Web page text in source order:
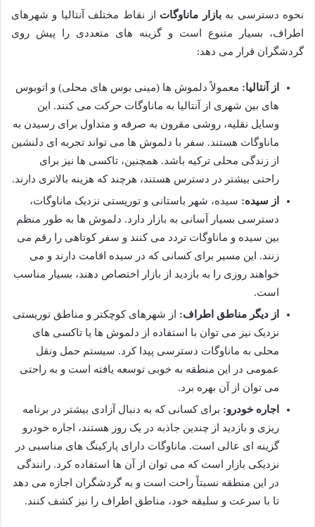
نحوه دسترسی بهبازار ماناوگات از نقاط مختلف آنتالیا و شهرهای
اطراف، بسیار متنوع است و گزینه های متعددی را پیش روی
گردشگران قرار می دهد:
از آنتالیا: معمولاً دلموش ها (مینی بوس های محلی) و اتوبوس
های بین شهری از آنتالیا به ماناوگات حرکت می کنند. این
وسایل نقلیه، روشی مقرون به صرفه و متداول برای رسیدن به
ماناوگات هستند. سفر با دلموش ها می تواند تجربه ای دلنشین
از زندگی محلی ترکیه باشد. همچنین، تاکسی ها نیز برای
راحتی بیشتر در دسترس هستند، هرچند که هزینه بالاتری دارند.
از سیده: سیده، شهر باستانی و توریستی نزدیک ماناوگات،
دسترسی بسیار آسانی به بازار دارد. دلموش ها به طور منظم
بین سیده و ماناوگات تردد می کنند و سفر کوتاهی را رقم می
زنند. این مسیر برای کسانی که در سیده اقامت دارند و می
خواهند روزی را به بازدید از بازار اختصاص دهند، بسیار مناسب
است.
از دیگر مناطق اطراف: از شهرهای کوچکتر و مناطق توریستی
نزدیک نیز می توان با استفاده از دلموش ها یا تاکسی های
محلی به ماناوگات دسترسی پیدا کرد. سیستم حمل ونقل
عمومی در این منطقه به خوبی توسعه یافته است و به راحتی
می توان از آن بهره برد.
اجاره خودرو: برای کسانی که به دنبال آزادی بیشتر در برنامه
ریزی و بازدید از چندین جاذبه در یک روز هستند، اجاره خودرو
گزینه ای عالی است. ماناوگات دارای پارکینگ های مناسبی در
نزدیکی بازار است که می توان از آن ها استفاده کرد. رانندگی
در این منطقه نسبتاً راحت است و به گردشگران اجازه می دهد
تا با سرعت و سلیقه خود، مناطق اطراف را نیز کشف کنند.